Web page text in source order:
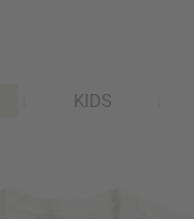
KIDS